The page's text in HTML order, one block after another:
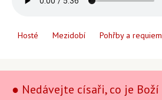
Hosté Mezidobí Pohřby a requiem
● Nedávejte císaři, co je Boží